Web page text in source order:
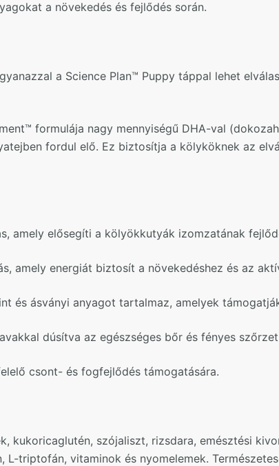
a növekedés és fejlődés során.
a Science Plan™ Puppy táppal lehet
formulája nagy mennyiségű DHA-val
fordul elő. Ez biztosítja a kölyköknek az
amely elősegíti a kölyökkutyák izomzatának
amely energiát biztosít a növekedéshez és az
és ásványi anyagot tartalmaz, amelyek
dúsítva az egészséges bőr és fényes
csont- és fogfejlődés támogatására.
kukoricaglutén, szójaliszt, rizsdara, emésztési
triptofán, vitaminok és nyomelemek.